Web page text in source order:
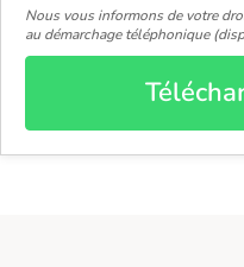
Nous vous informons de votre
au démarchage téléphonique